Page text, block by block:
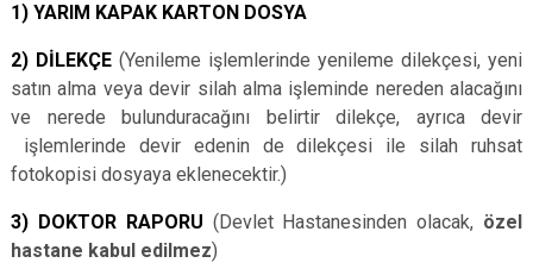
1) YARIM KAPAK KARTON DOSYA
2) DİLEKÇE (Yenileme işlemlerinde yenileme dilekçesi, yeni
satın alma veya devir silah alma işleminde nereden alacağını
ve nerede bulunduracağını belirtir dilekçe, ayrıca devir
işlemlerinde devir edenin de dilekçesi ile silah ruhsat
fotokopisi dosyaya eklenecektir.)
3) DOKTOR RAPORU (Devlet Hastanesinden olacak, özel
hastane kabul edilmez)